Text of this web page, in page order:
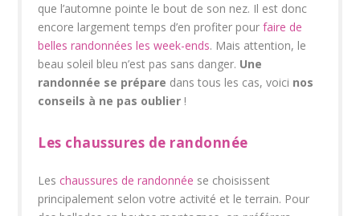
que l’automne pointe le bout de son nez. Il est donc
encore largement temps d’en profiter pourfaire de
belles randonnées les week-ends. Mais attention, le
beau soleil bleu n’est pas sans danger. Une
randonnée se prépare dans tous les cas, voici nos
conseils à ne pas oublier !
Les chaussures de randonnée
Leschaussures de randonnée se choisissent
principalement selon votre activité et le terrain. Pour